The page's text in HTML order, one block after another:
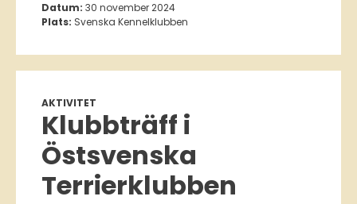
Datum: 30 november 2024
Plats: Svenska Kennelklubben
AKTIVITET
Klubbträff i
Östsvenska
Terrierklubben